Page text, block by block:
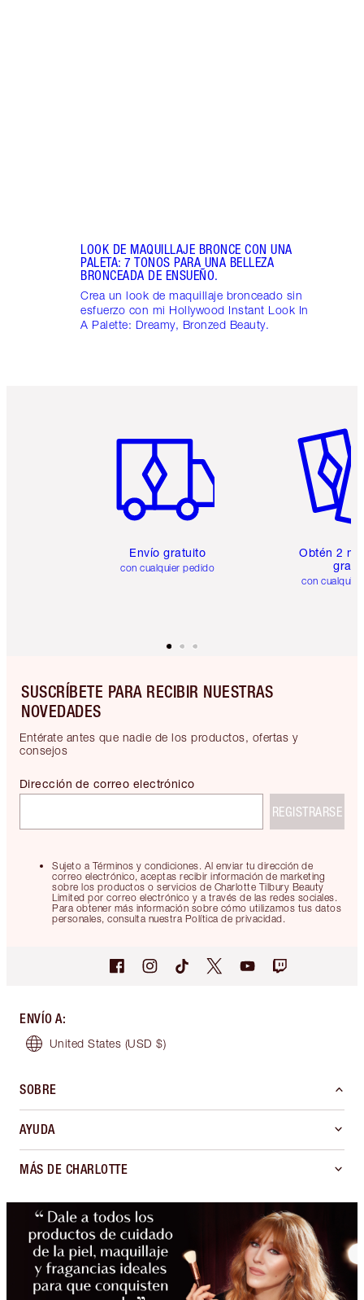
LOOK DE MAQUILLAJE BRONCE CON UNA
PALETA: 7 TONOS PARA UNA BELLEZA
BRONCEADA DE ENSUEÑO.
Crea un look de maquillaje bronceado sin
esfuerzo con mi Hollywood Instant Look In
A Palette: Dreamy, Bronzed Beauty.
Envío gratuito
con cualquier pedido
Obtén 2
gratis
con
SUSCRÍBETE PARA RECIBIR NUESTRAS
NOVEDADES
Entérate antes que nadie de los productos, ofertas y
consejos
Sujeto a Términos y condiciones. Al enviar tu dirección de
correo electrónico, aceptas recibir información de marketing
sobre los productos o servicios de Charlotte Tilbury Beauty
Limited por correo electrónico y a través de las redes sociales.
Para obtener más información sobre cómo utilizamos tus datos
personales, consulta nuestra Política de privacidad.
Dirección de correo electrónico
REGISTRARSE
ENVÍO A:
United States (USD $)
SOBRE
AYUDA
MÁS DE CHARLOTTE